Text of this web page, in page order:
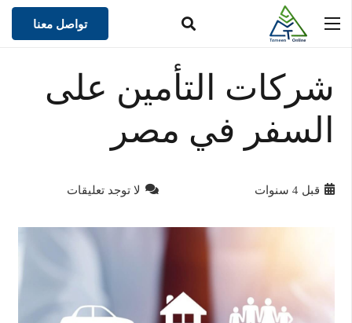
تواصل معنا
شركات التأمين على
السفر في مصر
قبل 4 سنوات لا توجد تعليقات